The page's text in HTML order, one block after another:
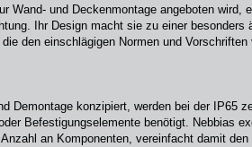
Wand- und Deckenmontage angeboten wird,
Ihr Design macht sie zu einer besonders
den einschlägigen Normen und Vorschriften
Demontage konzipiert, werden bei der IP65
Befestigungselemente benötigt. Nebbias
an Komponenten, vereinfacht damit